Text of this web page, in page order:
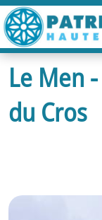
ACCUEIL
CARTE
RANDONNÉES
Le Men
du Cros